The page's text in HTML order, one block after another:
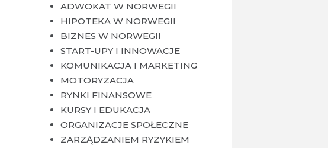
ADWOKAT W NORWEGII
HIPOTEKA W NORWEGII
BIZNES W NORWEGII
START-UPY I INNOWACJE
KOMUNIKACJA I MARKETING
MOTORYZACJA
RYNKI FINANSOWE
KURSY I EDUKACJA
ORGANIZACJE SPOŁECZNE
ZARZĄDZANIEM RYZYKIEM